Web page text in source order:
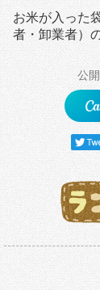
お米が入った
者・卸業者）
公